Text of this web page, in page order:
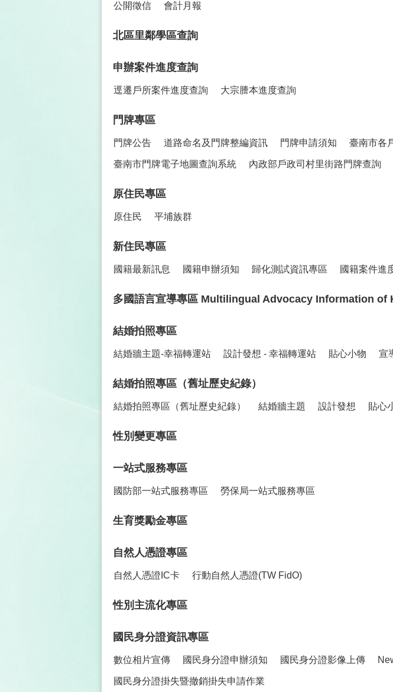
公開徵信 會計月報
北區里鄰學區查詢
申辦案件進度查詢
逕遷戶所案件進度查詢 大宗謄本進度查詢
門牌專區
門牌公告 道路命名及門牌整編資訊 門牌申請須知 臺南市各
臺南市門牌電子地圖查詢系統 內政部戶政司村里街路門牌查詢
原住民專區
原住民 平埔族群
新住民專區
國籍最新訊息 國籍申辦須知 歸化測試資訊專區 國籍案件進
多國語言宣導專區 Multilingual Advocacy Information
結婚拍照專區
結婚牆主題-幸福轉運站 設計發想 - 幸福轉運站 貼心小物 宣
結婚拍照專區（舊址歷史紀錄）
結婚拍照專區（舊址歷史紀錄） 結婚牆主題 設計發想 貼心
性別變更專區
一站式服務專區
國防部一站式服務專區 勞保局一站式服務專區
生育獎勵金專區
自然人憑證專區
自然人憑證IC卡 行動自然人憑證(TW FidO)
性別主流化專區
國民身分證資訊專區
數位相片宣傳 國民身分證申辦須知 國民身分證影像上傳
國民身分證掛失暨撤銷掛失申請作業